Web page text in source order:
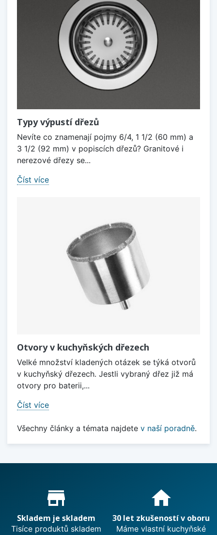
Typy výpustí dřezů
Nevíte co znamenají pojmy 6/4, 1 1/2 (60 mm) a
3 1/2 (92 mm) v popiscích dřezů? Granitové i
nerezové dřezy se...
Číst více
Otvory v kuchyňských dřezech
Velké množství kladených otázek se týká otvorů
v kuchyňský dřezech. Jestli vybraný dřez již má
otvory pro baterii,...
Číst více
Všechny články a témata najdete v naší poradně.
Proč nakupovat u nás?
store_mall_directory
Skladem je skladem
Tisíce produktů skladem
home
30 let zkušeností v oboru
Máme vlastní kuchyňské